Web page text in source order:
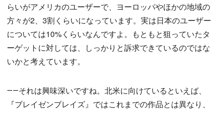
らいがアメリカのユーザーで、ヨーロッパやほかの地域の
方々が2、3割くらいになっています。実は日本のユーザー
については10%くらいなんですよ。もともと狙っていたタ
ーゲットに対しては、しっかりと訴求できているのではな
いかと考えています。
――それは興味深いですね。北米に向けているといえば、
『ブレイゼンブレイズ』ではこれまでの作品とは異なり、